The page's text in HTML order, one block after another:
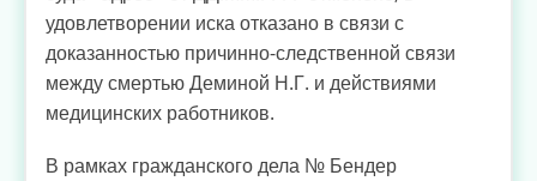
удовлетворении иска отказано в связи с
доказанностью причинно-следственной связи
между смертью Деминой Н.Г. и действиями
медицинских работников.
В рамках гражданского дела № Бендер